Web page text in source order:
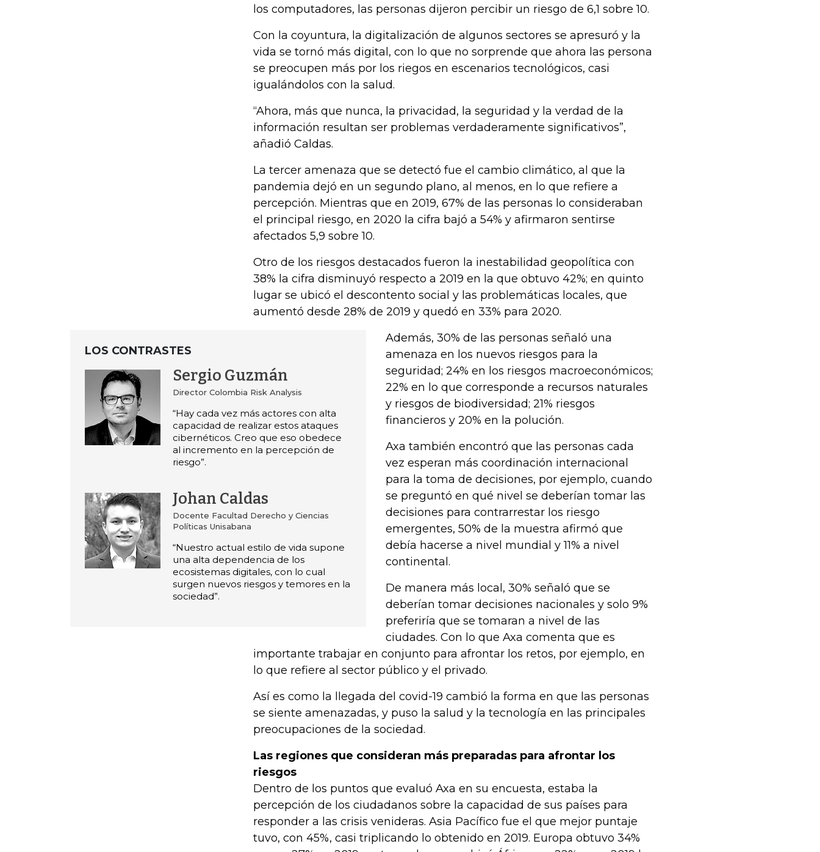
los computadores, las personas dijeron percibir un riesgo de 6,1 sobre 10.
Con la coyuntura, la digitalización de algunos sectores se apresuró y la
vida se tornó más digital, con lo que no sorprende que ahora las persona
se preocupen más por los riegos en escenarios tecnológicos, casi
igualándolos con la salud.
“Ahora, más que nunca, la privacidad, la seguridad y la verdad de la
información resultan ser problemas verdaderamente significativos”,
añadió Caldas.
La tercer amenaza que se detectó fue el cambio climático, al que la
pandemia dejó en un segundo plano, al menos, en lo que refiere a
percepción. Mientras que en 2019, 67% de las personas lo consideraban
el principal riesgo, en 2020 la cifra bajó a 54% y afirmaron sentirse
afectados 5,9 sobre 10.
Otro de los riesgos destacados fueron la inestabilidad geopolítica con
38% la cifra disminuyó respecto a 2019 en la que obtuvo 42%; en quinto
lugar se ubicó el descontento social y las problemáticas locales, que
aumentó desde 28% de 2019 y quedó en 33% para 2020.
LOS CONTRASTES
Sergio Guzmán
Director Colombia Risk Analysis
“Hay cada vez más actores con alta
capacidad de realizar estos ataques
cibernéticos. Creo que eso obedece
al incremento en la percepción de
riesgo”.
Johan Caldas
Docente Facultad Derecho y Ciencias
Políticas Unisabana
“Nuestro actual estilo de vida supone
una alta dependencia de los
ecosistemas digitales, con lo cual
surgen nuevos riesgos y temores en la
sociedad”.
Además, 30% de las personas señaló una
amenaza en los nuevos riesgos para la
seguridad; 24% en los riesgos macroeconómicos;
22% en lo que corresponde a recursos naturales
y riesgos de biodiversidad; 21% riesgos
financieros y 20% en la polución.
Axa también encontró que las personas cada
vez esperan más coordinación internacional
para la toma de decisiones, por ejemplo, cuando
se preguntó en qué nivel se deberían tomar las
decisiones para contrarrestar los riesgo
emergentes, 50% de la muestra afirmó que
debía hacerse a nivel mundial y 11% a nivel
continental.
De manera más local, 30% señaló que se
deberían tomar decisiones nacionales y solo 9%
preferiría que se tomaran a nivel de las
ciudades. Con lo que Axa comenta que es
importante trabajar en conjunto para afrontar los retos, por ejemplo, en
lo que refiere al sector público y el privado.
Así es como la llegada del covid-19 cambió la forma en que las personas
se siente amenazadas, y puso la salud y la tecnología en las principales
preocupaciones de la sociedad.
Las regiones que consideran más preparadas para afrontar los
riesgos
Dentro de los puntos que evaluó Axa en su encuesta, estaba la
percepción de los ciudadanos sobre la capacidad de sus países para
responder a las crisis venideras. Asia Pacífico fue el que mejor puntaje
tuvo, con 45%, casi triplicando lo obtenido en 2019. Europa obtuvo 34%